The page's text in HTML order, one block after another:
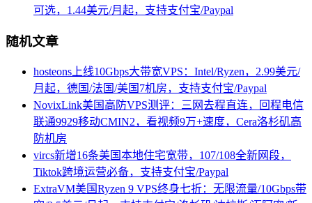
可选，1.44美元/月起，支持支付宝/Paypal
随机文章
hosteons上线10Gbps大带宽VPS：Intel/Ryzen，2.99美元/
月起，德国/法国/美国7机房，支持支付宝/Paypal
NovixLink美国高防VPS测评：三网去程直连，回程电信
联通9929移动CMIN2，看视频9万+速度，Cera洛杉矶高
防机房
vircs新增16条美国本地住宅宽带，107/108全新网段，
Tiktok跨境运营必备，支持支付宝/Paypal
ExtraVM美国Ryzen 9 VPS终身七折：无限流量/10Gbps带